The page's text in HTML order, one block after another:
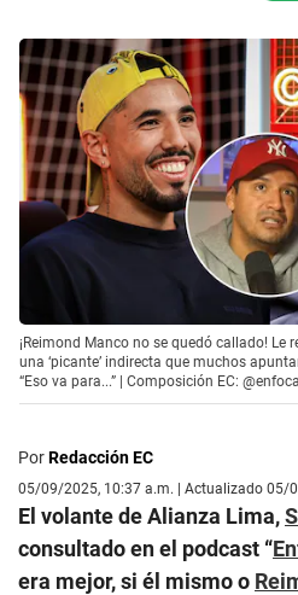
¡Reimond Manco no se quedó callado! Le
una ‘picante’ indirecta que muchos
“Eso va para...” | Composición EC:
PorRedacción EC
05/09/2025, 10:37 a.m. | Actualizado 05/
El volante de Alianza Lima,
consultado en el podcast “
era mejor, si él mismo o